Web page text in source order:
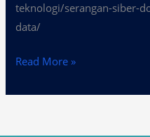
teknologi/serangan-siber-
data/
Read More »